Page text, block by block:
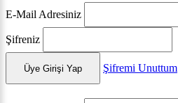
E-Mail Adresiniz
Şifreniz
Üye Girişi Yap Şifremi Unuttum